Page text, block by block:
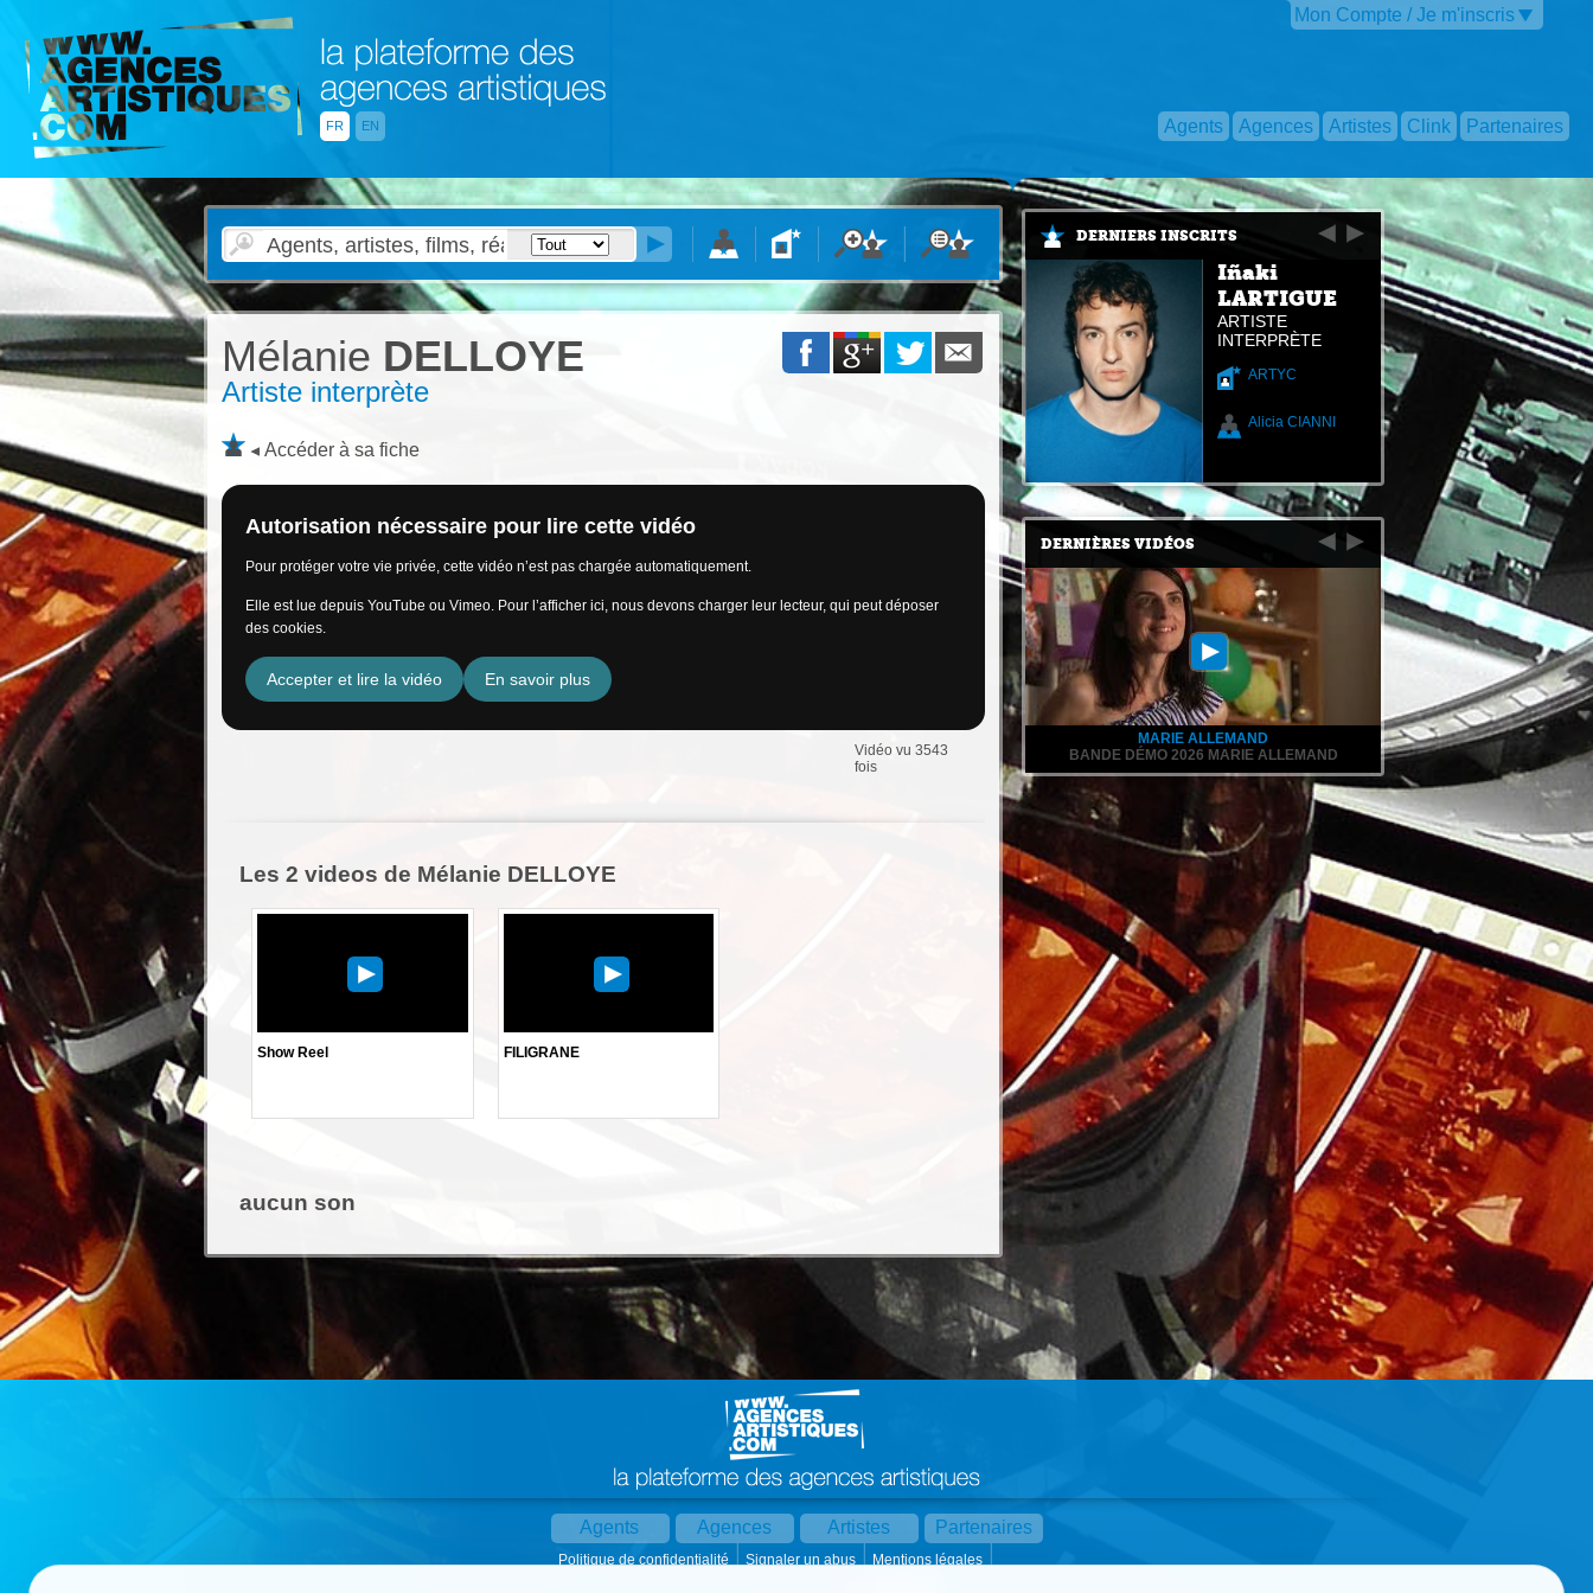
FR EN
Mon Compte / Je m'inscris
Agents Agences Artistes Clink Partenaires
Mélanie DELLOYE
Artiste interprète
Accéder à sa fiche
Autorisation nécessaire pour lire cette vidéo
Pour protéger votre vie privée, cette vidéo n’est pas chargée automatiquement.
Elle est lue depuis YouTube ou Vimeo. Pour l’afficher ici, nous devons charger leur lecteur, qui peut déposer
des cookies.
Accepter et lire la vidéo En savoir plus
Vidéo vu 3543
fois
Les 2 videos de Mélanie DELLOYE
Show Reel FILIGRANE
aucun son
DERNIERS INSCRITS
Iñaki
LARTIGUE
ARTISTE
INTERPRÈTE
ARTYC
Alicia CIANNI
DERNIÈRES VIDÉOS
MARIE ALLEMAND
BANDE DÉMO 2026 MARIE ALLEMAND
Agents Agences Artistes Partenaires
Politique de confidentialité Signaler un abus
Mentions légales